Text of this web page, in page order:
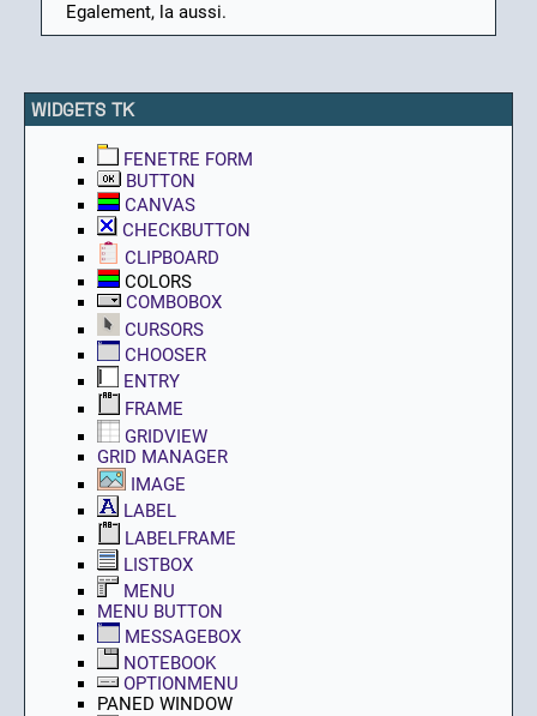
Egalement, la aussi.
WIDGETS TK
FENETRE FORM
BUTTON
CANVAS
CHECKBUTTON
CLIPBOARD
COLORS
COMBOBOX
CURSORS
CHOOSER
ENTRY
FRAME
GRIDVIEW
GRID MANAGER
IMAGE
LABEL
LABELFRAME
LISTBOX
MENU
MENU BUTTON
MESSAGEBOX
NOTEBOOK
OPTIONMENU
PANED WINDOW